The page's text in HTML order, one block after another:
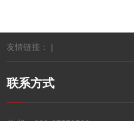
友情链接： |
联系方式